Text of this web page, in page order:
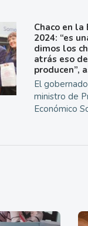
Chaco en
2024: “es
dimos los
atrás eso
producen”,
El
ministro de
Económico